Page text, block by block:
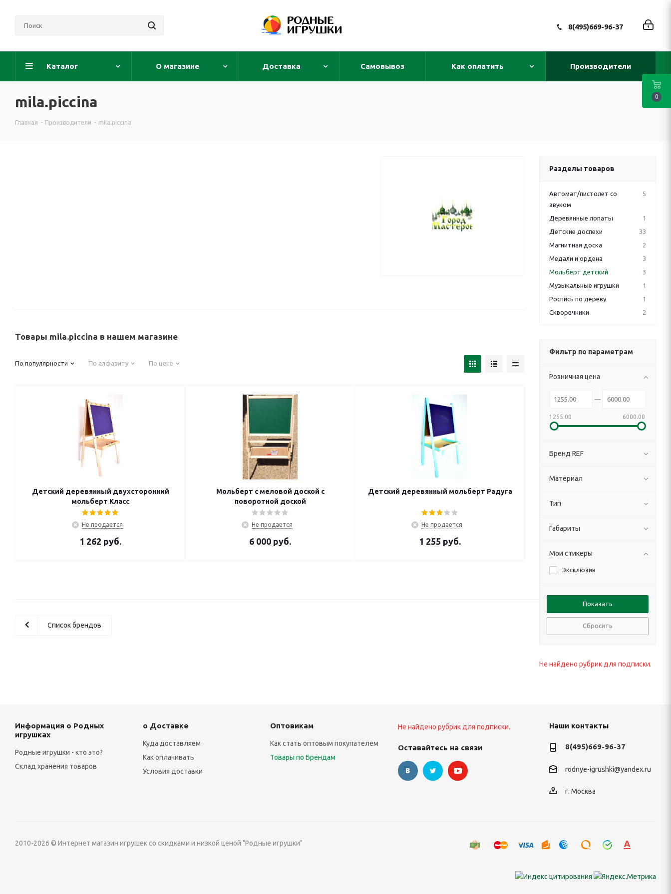
8(495)669-96-37
Каталог О магазине Доставка Самовывоз Как оплатить Производители
mila.piccina
Главная - Производители - mila.piccina
Товары mila.piccina в нашем магазине
По популярности По алфавиту По цене
Детский деревянный двухсторонний
мольберт Класс
Не продается
1 262 руб.
Мольберт с меловой доской с
поворотной доской
Не продается
6 000 руб.
Детский деревянный мольберт Радуга
Не продается
1 255 руб.
Список брендов
Разделы товаров
Автомат/пистолет со
звуком
5
Деревянные лопаты
1
Детские доспехи
33
Магнитная доска
2
Медали и ордена
3
Мольберт детский
3
Музыкальные игрушки
1
Роспись по дереву
1
Скворечники
2
Фильтр по параметрам
Розничная цена
1255.00 6000.00
Бренд REF
Материал
Тип
Габариты
Мои стикеры
Эксклюзив
Сбросить
Не найдено рубрик для подписки.
Информация о Родных
игрушках
Родные игрушки - кто это?
Склад хранения товаров
о Доставке
Куда доставляем
Как оплачивать
Условия доставки
Оптовикам
Как стать оптовым покупателем
Товары по Брендам
Не найдено рубрик для подписки.
Оставайтесь на связи
Наши контакты
8(495)669-96-37
rodnye-igrushki@yandex.ru
г. Москва
2010-2026 © Интернет магазин игрушек со скидками и низкой ценой "Родные игрушки"
0